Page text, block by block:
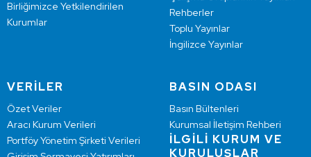
Birliğimizce Yetkilendirilen
Kurumlar
Rehberler
Toplu Yayınlar
İngilizce Yayınlar
VERİLER
Özet Veriler
Aracı Kurum Verileri
Portföy Yönetim Şirketi Verileri
BASIN ODASI
Basın Bültenleri
Kurumsal İletişim Rehberi
İLGİLİ KURUM VE
KURULUŞLAR